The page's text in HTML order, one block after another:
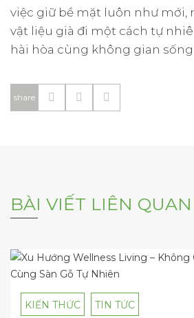
share
việc giữ bề mặt luôn như mới,
vật liệu già đi một cách tự
hài hòa cùng không gian
BÀI VIẾT LIÊN QUAN
KIẾN THỨC TIN TỨC